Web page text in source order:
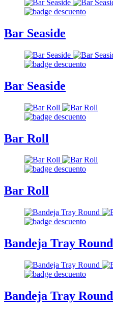
Bar Seaside
Bar Seaside
Bar Roll
Bar Roll
Bandeja Tray Round
Bandeja Tray Round